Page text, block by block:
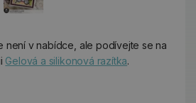
není v nabídce, ale podívejte se na
Gelová a silikonová razítka.